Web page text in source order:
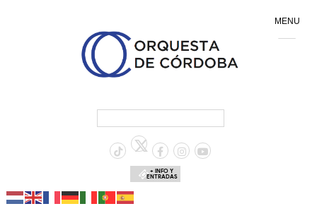
+ INFO Y
ENTRADAS
MENU